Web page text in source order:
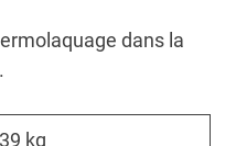
dans la
39 kg